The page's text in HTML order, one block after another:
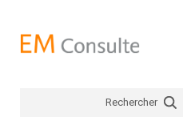
Rechercher